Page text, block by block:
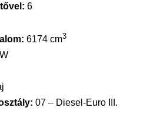
6
6174 cm3
07 – Diesel-Euro III.